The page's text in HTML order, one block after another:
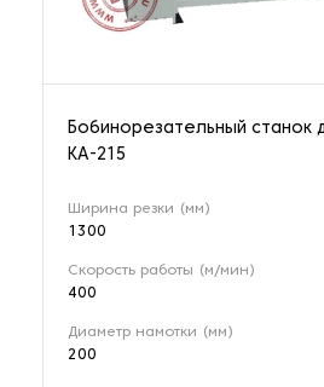
Бобинорезательный станок
KА-215
Ширина резки (мм)
1300
Скорость работы (м/мин)
400
Диаметр намотки (мм)
200